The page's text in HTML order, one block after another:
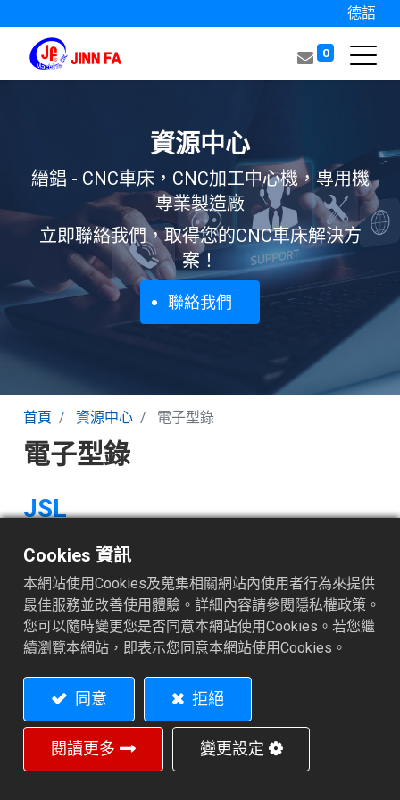
0
德語
資源中心
縉錩 - CNC車床，CNC加工中心機，專用機
專業製造廠
立即聯絡我們，取得您的CNC車床解決方
案！
聯絡我們
首頁 資源中心 電子型錄
電子型錄
JSL
走心式車床
Cookies 資訊
本網站使用Cookies及蒐集相關網站內使用者行為來提供
最佳服務並改善使用體驗。詳細內容請參閱隱私權政策。
您可以隨時變更您是否同意本網站使用Cookies。若您繼
續瀏覽本網站，即表示您同意本網站使用Cookies。
同意 拒絕
閱讀更多 變更設定